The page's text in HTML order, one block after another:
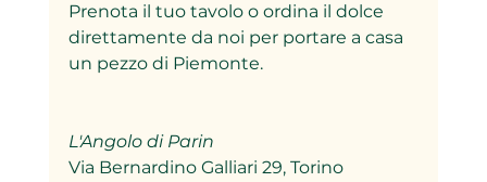
Prenota il tuo tavolo o ordina il dolce
direttamente da noi per portare a casa
un pezzo di Piemonte.
L'Angolo di Parin
Via Bernardino Galliari 29, Torino